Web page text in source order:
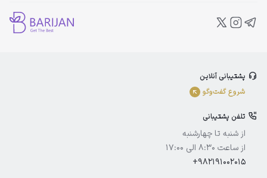
ویتالیر
الوینا
آیسول
پشتیبانی آنلاین
شروع گفت‌و‌گو
تلفن پشتیبانی
از شنبه تا چهارشنبه
از ساعت 8:30 الی 17:00
+982191002015